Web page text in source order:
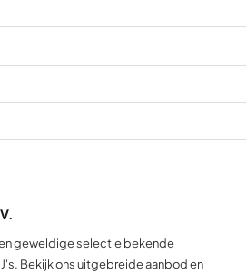
geweldige selectie bekende
Bekijk ons uitgebreide aanbod en